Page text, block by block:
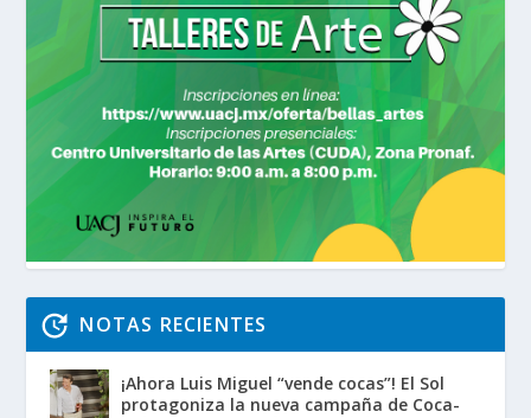
NOTAS RECIENTES
¡Ahora Luis Miguel “vende cocas”! El Sol
protagoniza la nueva campaña de Coca-